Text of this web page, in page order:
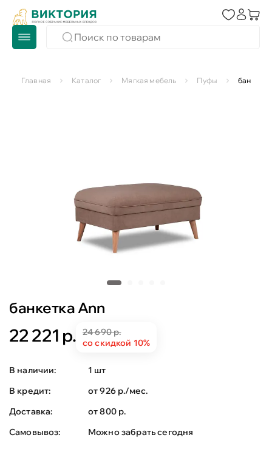
Главная Каталог Мягкая мебель Пуфы
банкетка Ann
22 221 р.
24 690 р.
со скидкой 10%
В наличии:
1 шт
В кредит:
от 926 р./мес.
Доставка:
от 800 р.
Самовывоз:
Можно забрать сегодня